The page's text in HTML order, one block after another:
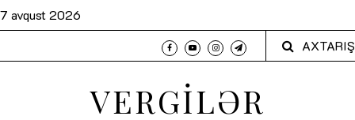
7 avqust 2026
AXTARIŞ
VERGİLƏR